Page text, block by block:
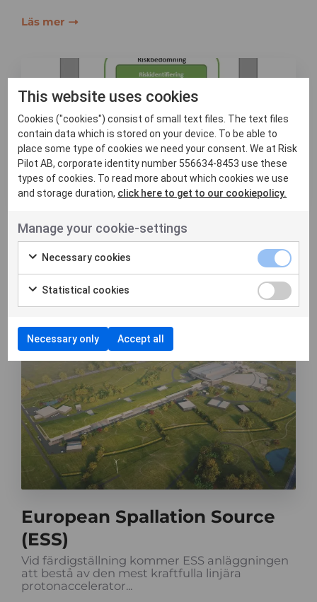
Läs mer
Asset Management
Risk Pilot har i uppdrag att bidra med
spetskompetens inom värdering och
hantering av risker, och till...
Läs mer
European Spallation Source
(ESS)
Vid färdigställning kommer ESS anläggningen
att bestå av den mest kraftfulla linjära
protonaccelerator...
This website uses cookies
Cookies ("cookies") consist of small text files. The text files
contain data which is stored on your device. To be able to
place some type of cookies we need your consent. We at Risk
Pilot AB, corporate identity number 556634-8453 use these
types of cookies. To read more about which cookies we use
and storage duration, click here to get to our cookiepolicy.
Manage your cookie-settings
Necessary cookies
Statistical cookies
Necessary only Accept all